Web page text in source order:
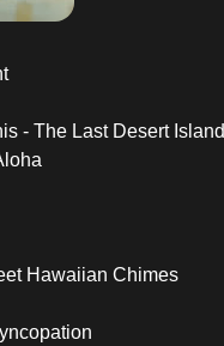
- The Last Desert Island
Hawaiian Chimes